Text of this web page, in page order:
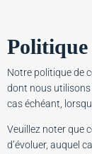
Notre politique de
dont nous
cas échéant,
Veuillez noter que
d’évoluer, auquel